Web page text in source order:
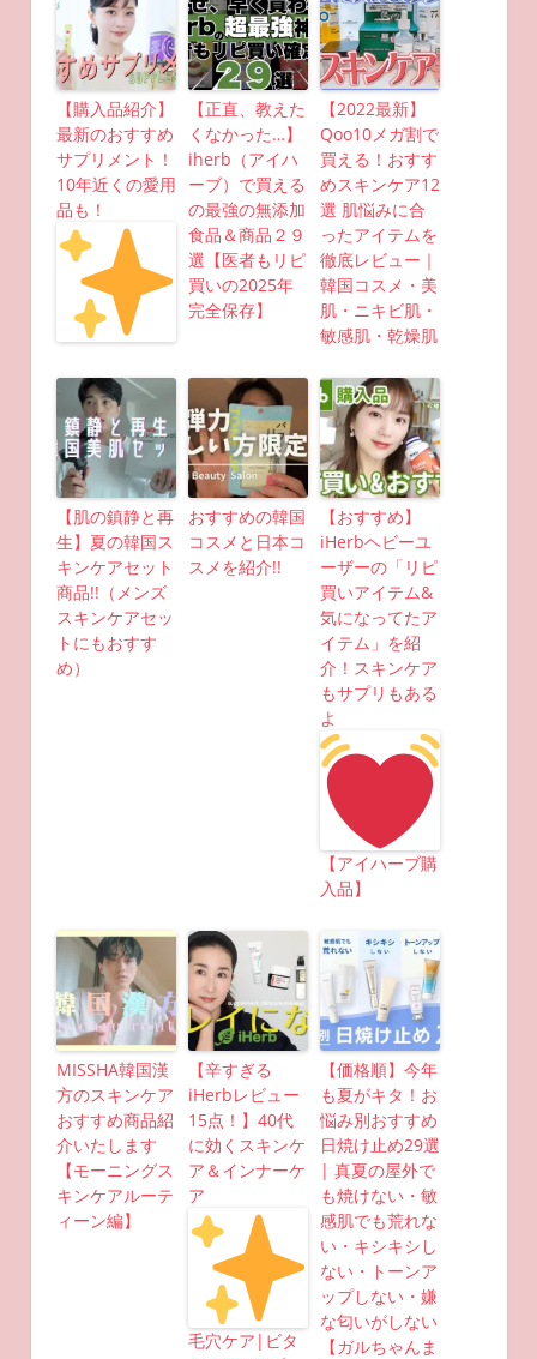
【購入品紹介】
最新のおすすめ
サプリメント！
10年近くの愛用
品も！
【正直、教えた
くなかった…】
iherb（アイハ
ーブ）で買える
の最強の無添加
食品＆商品２９
選【医者もリピ
買いの2025年
完全保存】
【2022最新】
Qoo10メガ割で
買える！おすす
めスキンケア12
選 肌悩みに合
ったアイテムを
徹底レビュー｜
韓国コスメ・美
肌・ニキビ肌・
敏感肌・乾燥肌
【肌の鎮静と再
生】夏の韓国ス
キンケアセット
商品!!（メンズ
スキンケアセッ
トにもおすす
め）
おすすめの韓国
コスメと日本コ
スメを紹介!!
【おすすめ】
iHerbヘビーユ
ーザーの「リピ
買いアイテム&
気になってたア
イテム」を紹
介！スキンケア
もサプリもある
よ
【アイハーブ購
入品】
MISSHA韓国漢
方のスキンケア
おすすめ商品紹
介いたします
【モーニングス
キンケアルーテ
ィーン編】
【辛すぎる
iHerbレビュー
15点！】40代
に効くスキンケ
ア＆インナーケ
ア
毛穴ケア|ビタ
【価格順】今年
も夏がキタ！お
悩み別おすすめ
日焼け止め29選
| 真夏の屋外で
も焼けない・敏
感肌でも荒れな
い・キシキシし
ない・トーンア
ップしない・嫌
な匂いがしない
【ガルちゃんま